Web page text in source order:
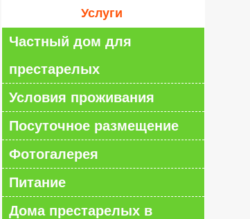
Услуги
Частный дом для
престарелых
Условия проживания
Посуточное размещение
Фотогалерея
Питание
Дома престарелых в